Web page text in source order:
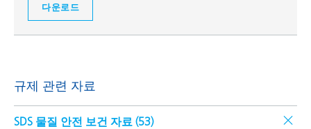
다운로드
규제 관련 자료
SDS 물질 안전 보건 자료 (53)